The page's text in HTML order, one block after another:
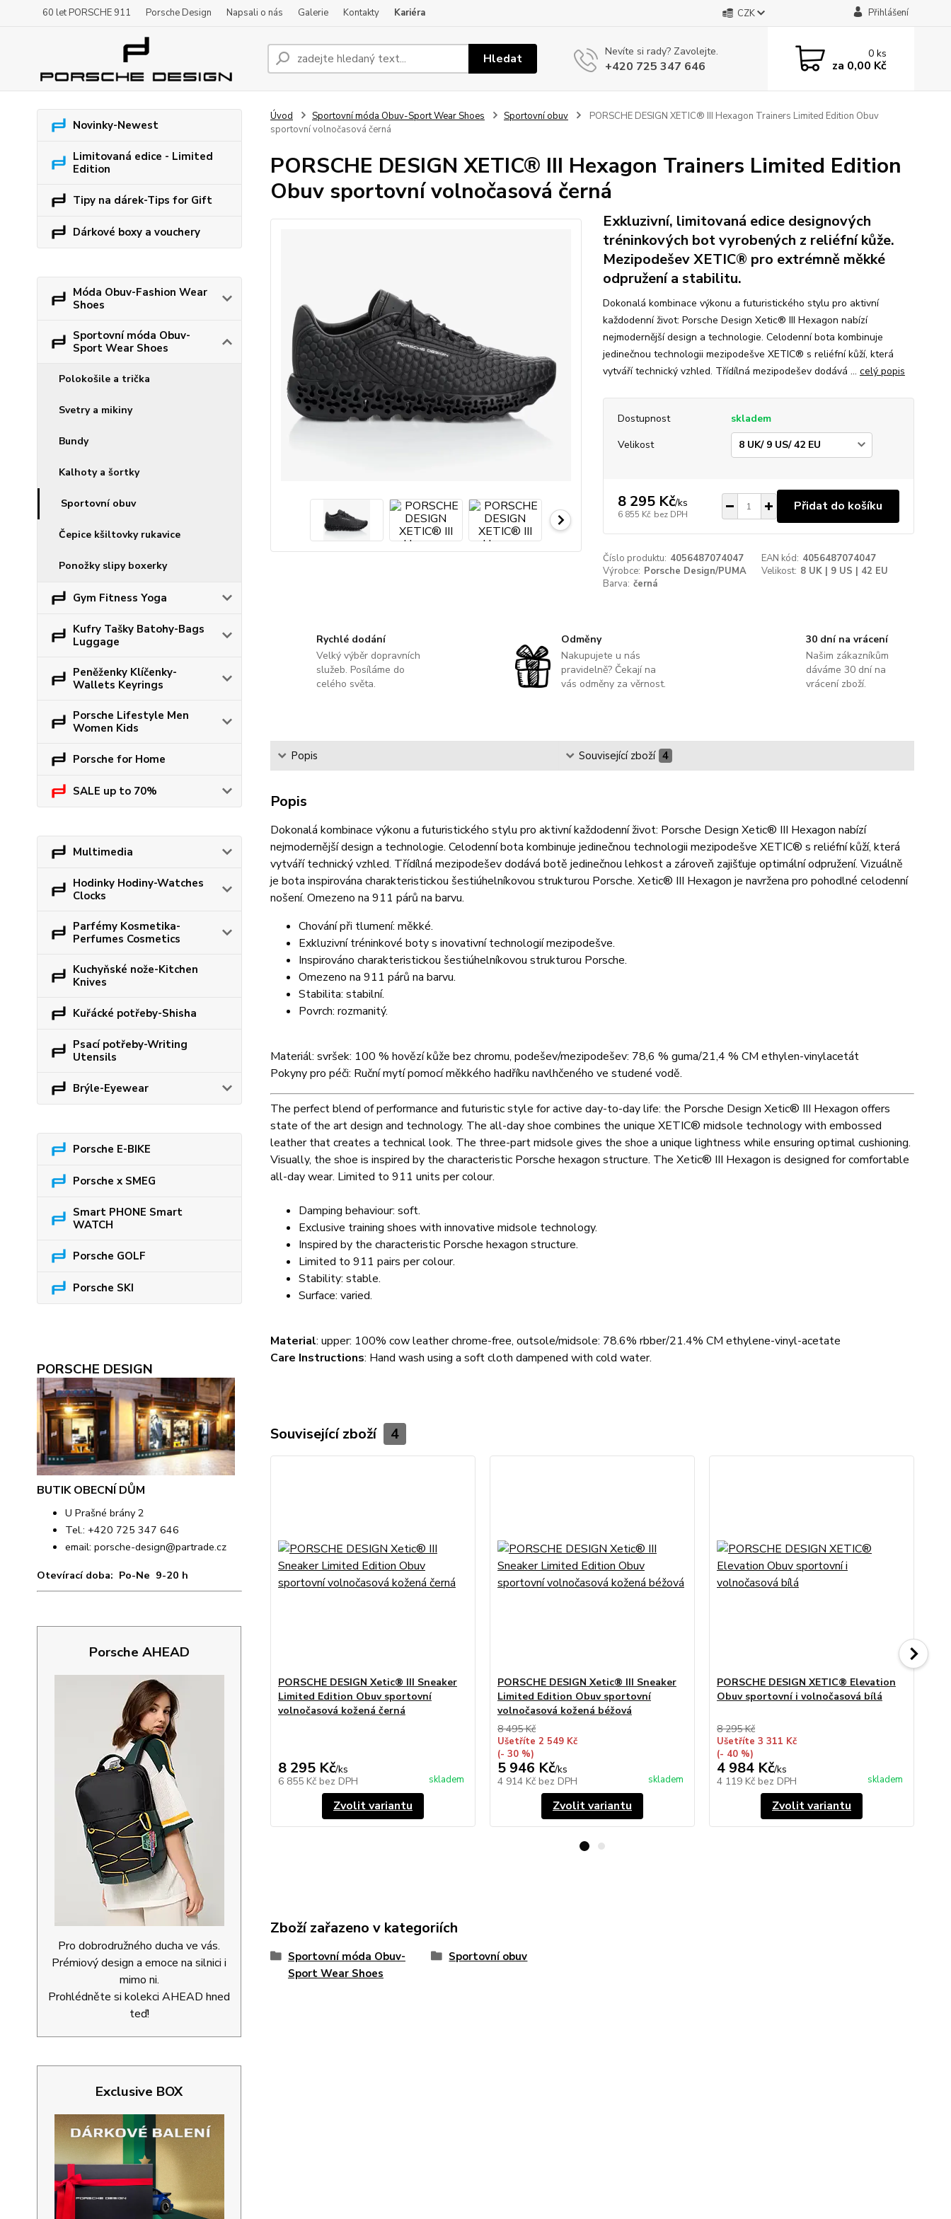
60 let PORSCHE 911 Porsche Design Napsali o nás Galerie Kontakty Kariéra CZK Přihlášení
Hledat Nevíte si rady? Zavolejte.
+420 725 347 646
0ks
za 0,00 Kč
Novinky-Newest
Limitovaná edice - Limited
Edition
Tipy na dárek-Tips for Gift
Dárkové boxy a vouchery
Móda Obuv-Fashion Wear
Shoes
Sportovní móda Obuv-
Sport Wear Shoes
Polokošile a trička
Svetry a mikiny
Bundy
Kalhoty a šortky
Sportovní obuv
Čepice kšiltovky rukavice
Ponožky slipy boxerky
Gym Fitness Yoga
Kufry Tašky Batohy-Bags
Luggage
Peněženky Klíčenky-
Wallets Keyrings
Porsche Lifestyle Men
Women Kids
Porsche for Home
SALE up to 70%
Multimedia
Hodinky Hodiny-Watches
Clocks
Parfémy Kosmetika-
Perfumes Cosmetics
Kuchyňské nože-Kitchen
Knives
Kuřácké potřeby-Shisha
Psací potřeby-Writing
Utensils
Brýle-Eyewear
Porsche E-BIKE
Porsche x SMEG
Smart PHONE Smart
WATCH
Porsche GOLF
Porsche SKI
PORSCHE DESIGN
BUTIK OBECNÍ DŮM
U Prašné brány 2
Tel.: +420 725 347 646
email: porsche-design@partrade.cz
Otevírací doba: Po-Ne 9-20 h
Porsche AHEAD
Pro dobrodružného ducha ve vás.
Prémiový design a emoce na silnici i
mimo ni.
Prohlédněte si kolekci AHEAD hned
teď!
Exclusive BOX
Úvod Sportovní móda Obuv-Sport Wear Shoes Sportovní obuv
PORSCHE DESIGN XETIC® III Hexagon Trainers Limited Edition Obuv
sportovní volnočasová černá
PORSCHE DESIGN XETIC® III Hexagon Trainers Limited Edition
Obuv sportovní volnočasová černá
Exkluzivní, limitovaná edice designových
tréninkových bot vyrobených z reliéfní kůže.
Mezipodešev XETIC® pro extrémně měkké
odpružení a stabilitu.
Dokonalá kombinace výkonu a futuristického stylu pro aktivní
každodenní život: Porsche Design Xetic® III Hexagon nabízí
nejmodernější design a technologie. Celodenní bota kombinuje
jedinečnou technologii mezipodešve XETIC® s reliéfní kůží, která
vytváří technický vzhled. Třídílná mezipodešev dodává ... celý popis
Dostupnost
skladem
Velikost
8 295 Kč/ks
6 855 Kč bez DPH
Přidat do košíku
Číslo produktu: 4056487074047 EAN kód: 4056487074047
Výrobce: Porsche Design/PUMA Velikost: 8 UK | 9 US | 42 EU
Barva: černá
Rychlé dodání
Velký výběr dopravních
služeb. Posíláme do
celého světa.
Odměny
Nakupujete u nás
pravidelně? Čekají na
vás odměny za věrnost.
30 dní na vrácení
Našim zákazníkům
dáváme 30 dní na
vrácení zboží.
Popis Související zboží 4
Popis
Dokonalá kombinace výkonu a futuristického stylu pro aktivní každodenní život: Porsche Design Xetic® III Hexagon nabízí
nejmodernější design a technologie. Celodenní bota kombinuje jedinečnou technologii mezipodešve XETIC® s reliéfní kůží, která
vytváří technický vzhled. Třídílná mezipodešev dodává botě jedinečnou lehkost a zároveň zajišťuje optimální odpružení. Vizuálně
je bota inspirována charakteristickou šestiúhelníkovou strukturou Porsche. Xetic® III Hexagon je navržena pro pohodlné celodenní
nošení. Omezeno na 911 párů na barvu.
Chování při tlumení: měkké.
Exkluzivní tréninkové boty s inovativní technologií mezipodešve.
Inspirováno charakteristickou šestiúhelníkovou strukturou Porsche.
Omezeno na 911 párů na barvu.
Stabilita: stabilní.
Povrch: rozmanitý.
Materiál: svršek: 100 % hovězí kůže bez chromu, podešev/mezipodešev: 78,6 % guma/21,4 % CM ethylen-vinylacetát
Pokyny pro péči: Ruční mytí pomocí měkkého hadříku navlhčeného ve studené vodě.
The perfect blend of performance and futuristic style for active day-to-day life: the Porsche Design Xetic® III Hexagon offers
state of the art design and technology. The all-day shoe combines the unique XETIC® midsole technology with embossed
leather that creates a technical look. The three-part midsole gives the shoe a unique lightness while ensuring optimal cushioning.
Visually, the shoe is inspired by the characteristic Porsche hexagon structure. The Xetic® III Hexagon is designed for comfortable
all-day wear. Limited to 911 units per colour.
Damping behaviour: soft.
Exclusive training shoes with innovative midsole technology.
Inspired by the characteristic Porsche hexagon structure.
Limited to 911 pairs per colour.
Stability: stable.
Surface: varied.
Material: upper: 100% cow leather chrome-free, outsole/midsole: 78.6% rbber/21.4% CM ethylene-vinyl-acetate
Care Instructions: Hand wash using a soft cloth dampened with cold water.
Související zboží 4
PORSCHE DESIGN Xetic® III Sneaker
Limited Edition Obuv sportovní
volnočasová kožená černá
8 295 Kč/ks
6 855 Kč bez DPH skladem
Zvolit variantu
PORSCHE DESIGN Xetic® III Sneaker
Limited Edition Obuv sportovní
volnočasová kožená béžová
8 495 Kč
Ušetříte 2 549 Kč
(- 30 %)
5 946 Kč/ks
4 914 Kč bez DPH skladem
Zvolit variantu
PORSCHE DESIGN XETIC® Elevation
Obuv sportovní i volnočasová bílá
8 295 Kč
Ušetříte 3 311 Kč
(- 40 %)
4 984 Kč/ks
4 119 Kč bez DPH skladem
Zvolit variantu
Zboží zařazeno v kategoriích
Sportovní móda Obuv-
Sport Wear Shoes
Sportovní obuv